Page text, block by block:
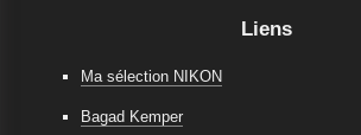
Liens
Ma sélection NIKON
Bagad Kemper